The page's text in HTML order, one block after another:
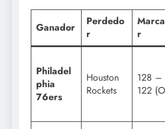
Ganador
Perdedo
r
r
Philadel
phia
76ers
Houston
Rockets
128 –
122